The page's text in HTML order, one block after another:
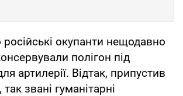
окупанти нещодавно
полігон під
артилерії. Відтак, припустив
звані гуманітарні